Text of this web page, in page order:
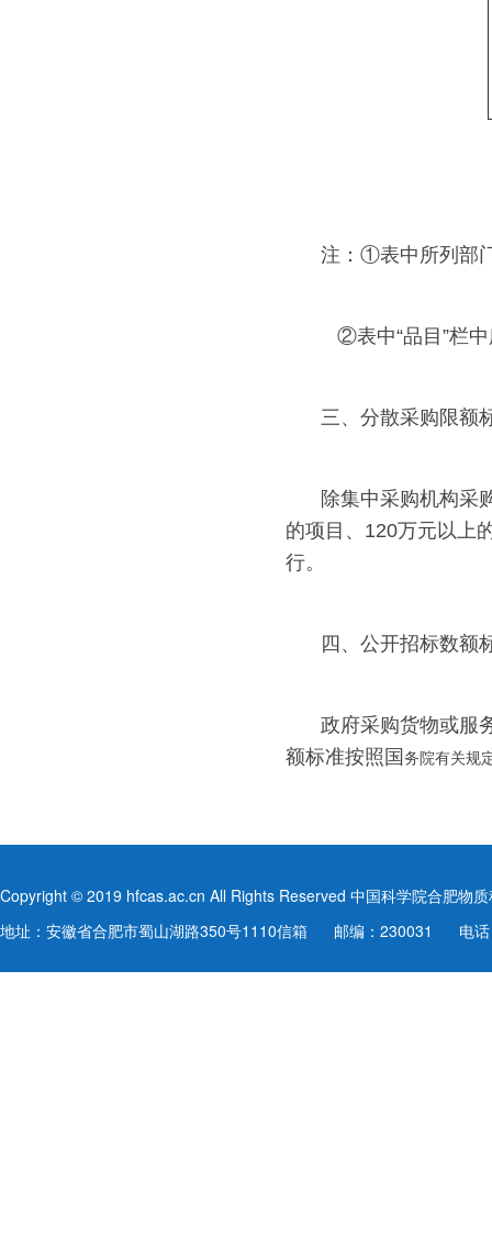
注：①表中所列部
②表中“品目”栏中
三、分散采购限额
除集中采购机构采
的项目、120万元以上
行。
四、公开招标数额
政府采购货物或服
额标准按照国务院有关规
Copyright © 2019 hfcas.ac.cn All Rights Reserved 中国科学院合肥物
地址：安徽省合肥市蜀山湖路350号1110信箱
邮编：230031 电